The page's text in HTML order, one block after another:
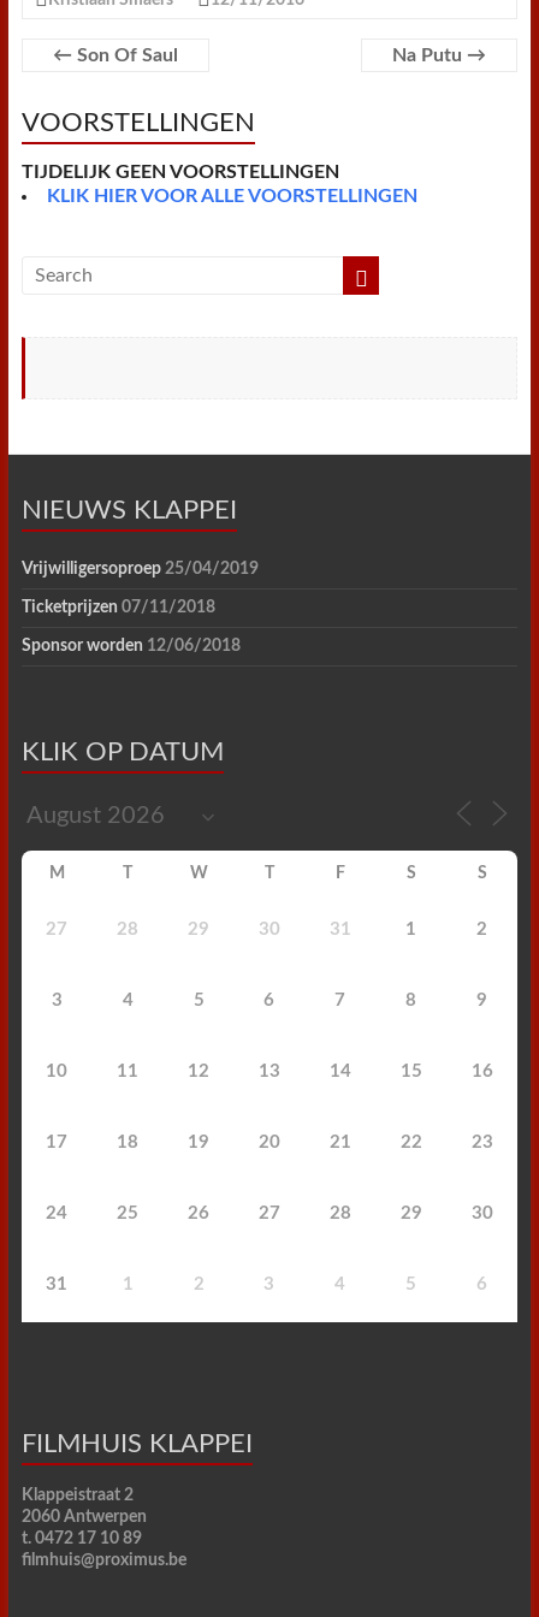
o
r
e
p
n
d
l
y
← Son Of Saul Na Putu →
VOORSTELLINGEN
TIJDELIJK GEEN VOORSTELLINGEN
KLIK HIER VOOR ALLE VOORSTELLINGEN
NIEUWS KLAPPEI
Vrijwilligersoproep 25/04/2019
Ticketprijzen 07/11/2018
Sponsor worden 12/06/2018
KLIK OP DATUM
M W F S S
27 28 29 30 31 1 2
3 4 5 6 7 8 9
10 11 12 13 14 15 16
17 18 19 20 21 22 23
24 25 26 27 28 29 30
31 1 2 3 4 5 6
FILMHUIS KLAPPEI
Klappeistraat 2
2060 Antwerpen
t. 0472 17 10 89
filmhuis@proximus.be